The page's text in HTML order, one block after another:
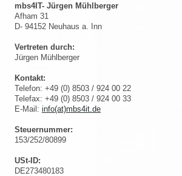
mbs4IT- Jürgen Mühlberger
Afham 31
D- 94152 Neuhaus a. Inn
Vertreten durch:
Jürgen Mühlberger
Kontakt:
Telefon: +49 (0) 8503 / 924 00 22
Telefax: +49 (0) 8503 / 924 00 33
E-Mail: info(at)mbs4it.de
Steuernummer:
153/252/80899
USt-ID:
DE273480183